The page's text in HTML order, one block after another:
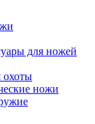
для ножей
охоты
ножи